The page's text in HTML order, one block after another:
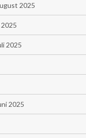
2025
2025
2025